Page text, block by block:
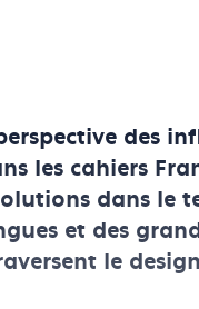
des
les cahiers
dans le
et des
le